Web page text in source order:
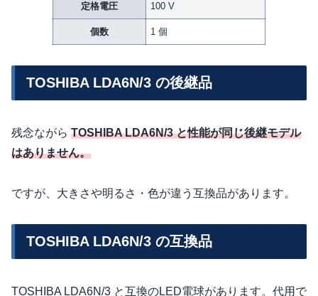
定格電圧 100 V
個数 1 個
TOSHIBA LDA6N/3 の後継品
残念ながら TOSHIBA LDA6N/3 と性能が同じ後継モデル
はありません。
ですが、大きさや明るさ・色が違う互換品があります。
TOSHIBA LDA6N/3 の互換品
TOSHIBA LDA6N/3 と互換のLED電球があります。代用で